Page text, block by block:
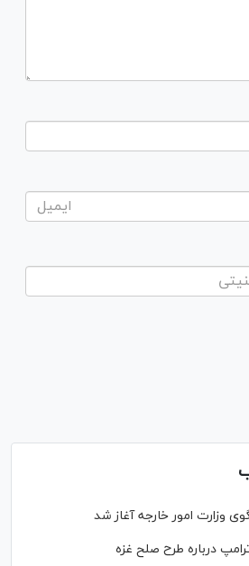
وزارت امور خارجه آغاز شد
درباره طرح صلح غزه